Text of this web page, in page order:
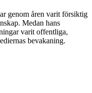
genom åren varit försiktig
Medan hans
varit offentliga,
bevakaning.